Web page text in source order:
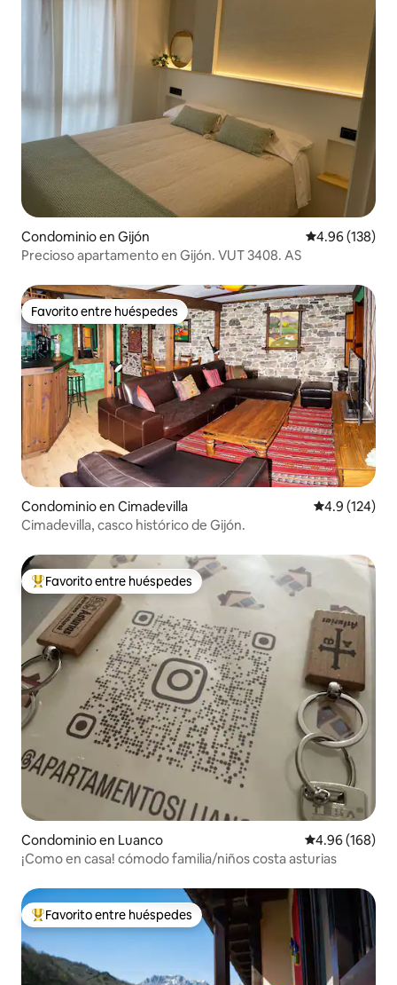
Condominio en Gijón Calificación
4.96 (138)
Precioso apartamento en Gijón. VUT 3408. AS
Favorito entre huéspedes
Favorito entre huéspedes
Condominio en Cimadevilla Calificación
4.9 (124)
Cimadevilla, casco histórico de Gijón.
De los mejores en Favorito entre huéspedes
Favorito entre huéspedes
Condominio en Luanco Calificación
4.96 (168)
¡Como en casa! cómodo familia/niños costa asturias
De los mejores en Favorito entre huéspedes
Favorito entre huéspedes